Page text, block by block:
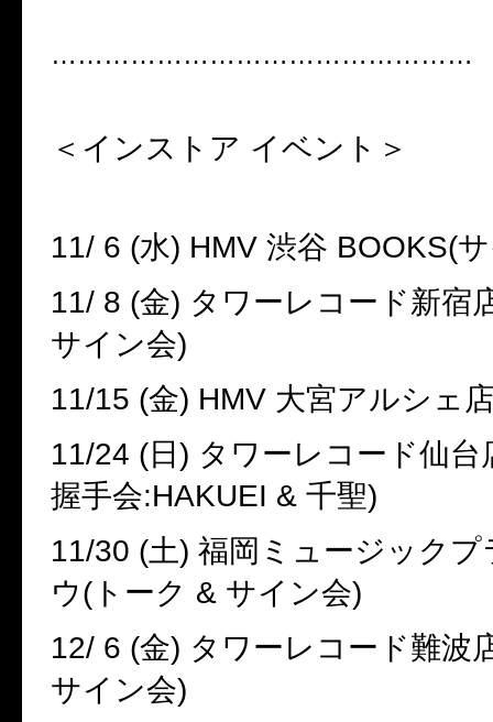
…………………………………………
＜インストア イベント＞
11/ 6 (水) HMV 渋谷 BOOKS(
11/ 8 (金) タワーレコード新宿
サイン会)
11/15 (金) HMV 大宮アルシェ
11/24 (日 ) タワーレコード仙台
握手会:HAKUEI & 千聖)
11/30 (土) 福岡ミュージックプ
ウ( トーク & サイン会)
12/ 6 (金) タワーレコード難波
サイン会)